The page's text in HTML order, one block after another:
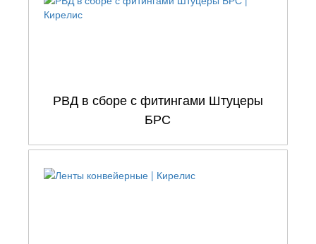
РВД в сборе с фитингами Штуцеры
БРС